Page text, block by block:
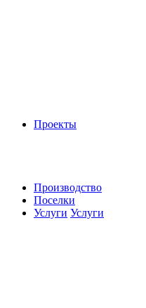
Проекты
Производство
Поселки
Услуги Услуги